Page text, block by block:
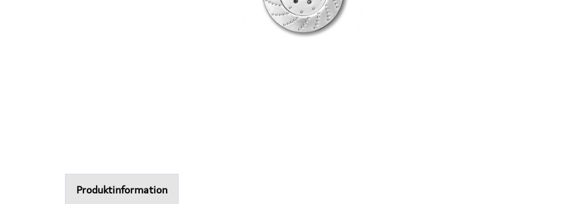
Produktinformation